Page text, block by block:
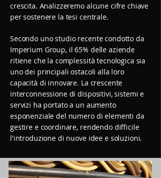
crescita. Analizzeremo alcune cifre chiave
per sostenere la tesi centrale.
Secondo uno studio recente condotto da
Imperium Group, il 65% delle aziende
ritiene che la complessità tecnologica sia
uno dei principali ostacoli alla loro
capacità di innovare. La crescente
interconnessione di dispositivi, sistemi e
servizi ha portato a un aumento
esponenziale del numero di elementi da
gestire e coordinare, rendendo difficile
l'introduzione di nuove idee e soluzioni.